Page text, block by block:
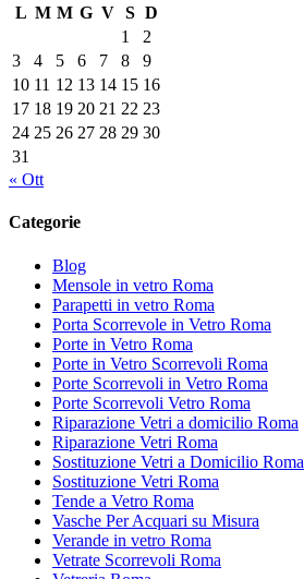
L M M G V S D
1
2
3
4 5 6 7 8
9
10 11 12 13 14 15 16
17 18 19 20 21 22 23
24 25 26 27 28 29 30
31
« Ott
Categorie
Blog
Mensole in vetro Roma
Parapetti in vetro Roma
Porta Scorrevole in Vetro Roma
Porte in Vetro Roma
Porte in Vetro Scorrevoli Roma
Porte Scorrevoli in Vetro Roma
Porte Scorrevoli Vetro Roma
Riparazione Vetri a domicilio Roma
Riparazione Vetri Roma
Sostituzione Vetri a Domicilio Roma
Sostituzione Vetri Roma
Tende a Vetro Roma
Vasche Per Acquari su Misura
Verande in vetro Roma
Vetrate Scorrevoli Roma